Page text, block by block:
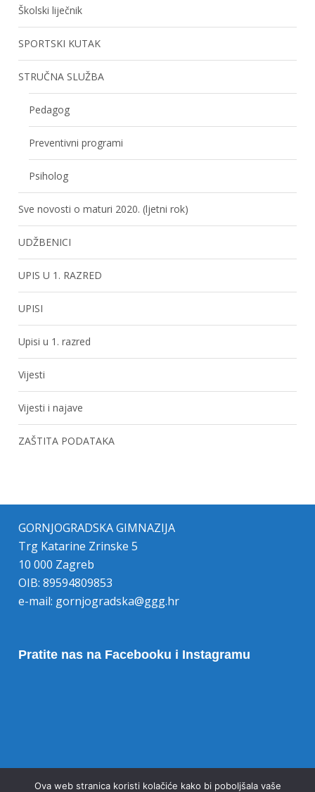
Školski liječnik
SPORTSKI KUTAK
STRUČNA SLUŽBA
Pedagog
Preventivni programi
Psiholog
Sve novosti o maturi 2020. (ljetni rok)
UDŽBENICI
UPIS U 1. RAZRED
UPISI
Upisi u 1. razred
Vijesti
Vijesti i najave
ZAŠTITA PODATAKA
GORNJOGRADSKA GIMNAZIJA
Trg Katarine Zrinske 5
10 000 Zagreb
OIB: 89594809853
e-mail: gornjogradska@ggg.hr
Pratite nas na Facebooku i Instagramu
Ova web stranica koristi kolačiće kako bi poboljšala vaše